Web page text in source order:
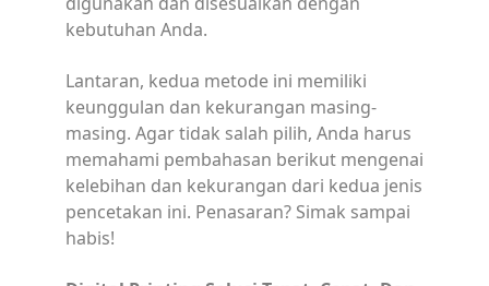
kebutuhan Anda.
Lantaran, kedua metode ini memiliki
keunggulan dan kekurangan masing-
masing. Agar tidak salah pilih, Anda harus
memahami pembahasan berikut mengenai
kelebihan dan kekurangan dari kedua jenis
pencetakan ini. Penasaran? Simak sampai
habis!